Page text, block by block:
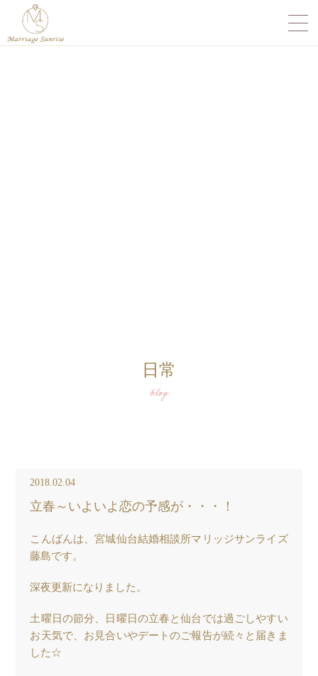
日常
blog
2018.02.04
立春～いよいよ恋の予感が・・・！
こんばんは、宮城仙台結婚相談所マリッジサンライズ
藤島です。
深夜更新になりました。
土曜日の節分、日曜日の立春と仙台では過ごしやすい
お天気で、お見合いやデートのご報告が続々と届きま
した☆